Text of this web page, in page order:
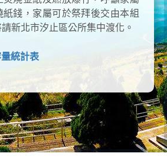
紙錢，家屬可於祭拜後交由本組
新北市汐止區公所集中渡化。
統計表